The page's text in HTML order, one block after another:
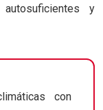
y
con